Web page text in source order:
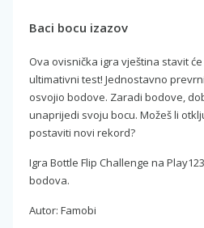
Baci bocu izazov
Ova ovisnička igra vještina stavit
ultimativni test! Jednostavno
osvojio bodove. Zaradi bodove,
unaprijedi svoju bocu. Možeš li
postaviti novi rekord?
Igra Bottle Flip Challenge na
bodova.
Autor: Famobi